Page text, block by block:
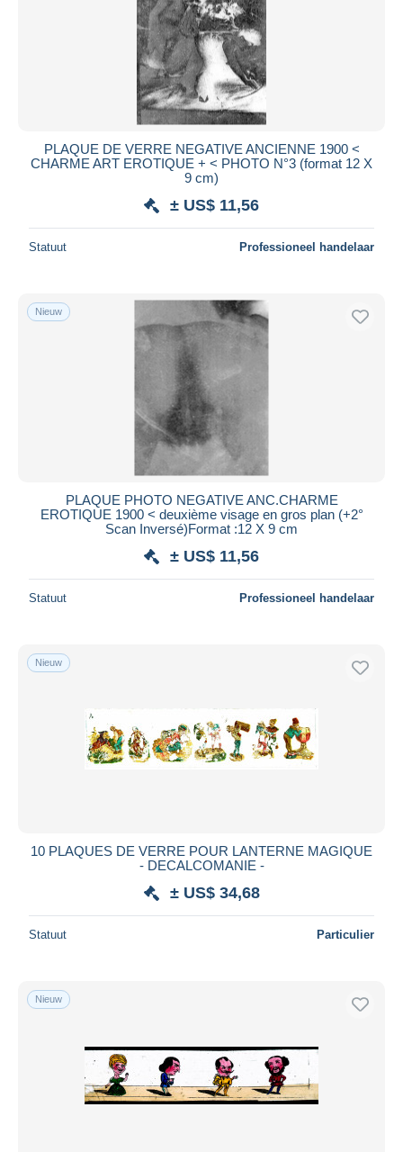
PLAQUE DE VERRE NEGATIVE ANCIENNE 1900 <
CHARME ART EROTIQUE + < PHOTO N°3 (format 12 X
9 cm)
± US$ 11,56
Statuut Professioneel handelaar
Nieuw
PLAQUE PHOTO NEGATIVE ANC.CHARME
EROTIQUE 1900 < deuxième visage en gros plan (+2°
Scan Inversé)Format :12 X 9 cm
± US$ 11,56
Statuut Professioneel handelaar
Nieuw
10 PLAQUES DE VERRE POUR LANTERNE MAGIQUE
- DECALCOMANIE -
± US$ 34,68
Statuut Particulier
Nieuw